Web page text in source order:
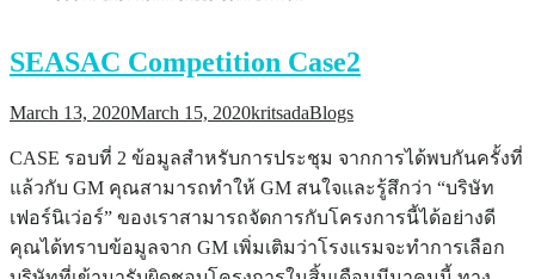
SEASAC Competition Case2
March 13, 2020March 15, 2020kritsadaBlogs
CASE รอบที่ 2 ข้อมูลสำหรับการประชุม จากการได้พบกันครั้งที่
แล้วกับ GM คุณสามารถทำให้ GM สนใจและรู้สึกว่า “บริษัท
เฟอร์นิเว่อร์” ของเราสามารถจัดการกับโครงการนี้ได้อย่างดี
คุณได้ทราบข้อมูลจาก GM เพิ่มเติมว่าโรงแรมจะทำการเลือก